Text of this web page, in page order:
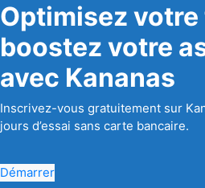
Optimisez votre
boostez votre
avec Kananas
Inscrivez-vous gratuitement sur
jours d’essai sans carte bancaire.
Démarrer